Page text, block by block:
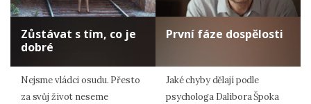
Zůstávat s tím, co je
dobré
Nejsme vládci osudu. Přesto
za svůj život neseme
První fáze dospělosti
Jaké chyby dělají podle
psychologa Dalibora Špoka